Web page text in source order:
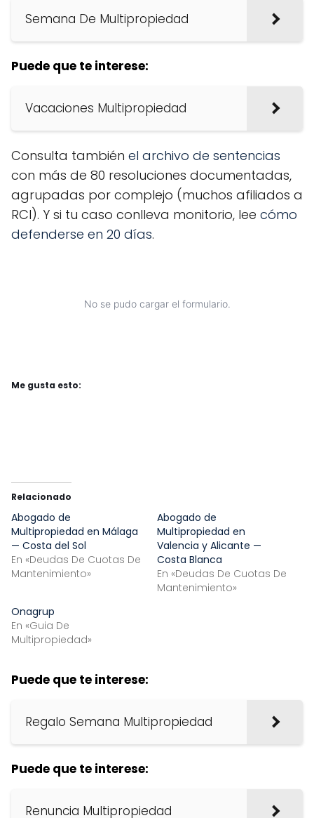
Semana De Multipropiedad
Puede que te interese:
Vacaciones Multipropiedad
Consulta también el archivo de sentencias
con más de 80 resoluciones documentadas,
agrupadas por complejo (muchos afiliados a
RCI). Y si tu caso conlleva monitorio, lee cómo
defenderse en 20 días.
No se pudo cargar el formulario.
Me gusta esto:
Relacionado
Abogado de
Multipropiedad en Málaga
— Costa del Sol
En «Deudas De Cuotas De
Mantenimiento»
Abogado de
Multipropiedad en
Valencia y Alicante —
Costa Blanca
En «Deudas De Cuotas De
Mantenimiento»
Onagrup
En «Guia De
Multipropiedad»
Puede que te interese:
Regalo Semana Multipropiedad
Puede que te interese:
Renuncia Multipropiedad